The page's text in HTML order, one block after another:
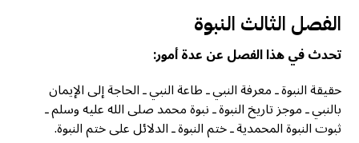
الفصل الثالث النبوة
تحدث في هذا الفصل عن عدة أمور:
حقيقة النبوة ـ معرفة النبي ـ طاعة النبي ـ الحاجة إلى الإيمان
بالنبي ـ موجز تاريخ النبوة ـ نبوة محمد صلى الله عليه وسلم ـ
ثبوت النبوة المحمدية ـ ختم النبوة ـ الدلائل على ختم النبوة.